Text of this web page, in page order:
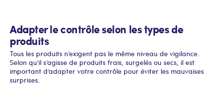
Adapter le contrôle selon les types de
produits
Tous les produits n’exigent pas le même niveau de vigilance.
Selon qu’il s’agisse de produits frais, surgelés ou secs, il est
important d’adapter votre contrôle pour éviter les mauvaises
surprises.